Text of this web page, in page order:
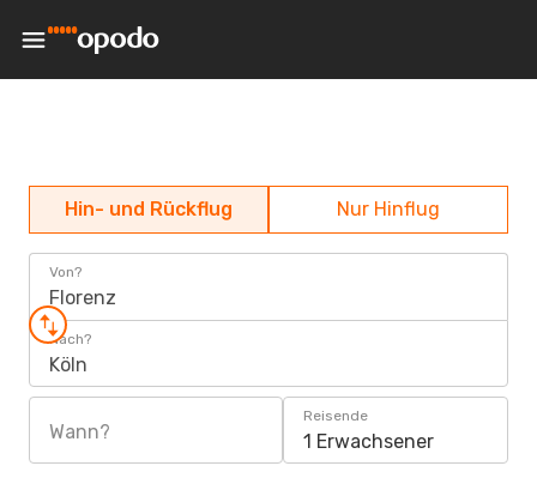
Hin- und Rückflug Nur Hinflug
Von?
Florenz
Nach?
Köln
Wann?
Reisende
1 Erwachsener